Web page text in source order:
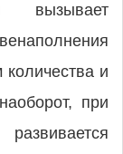
вызывает
количества и
при